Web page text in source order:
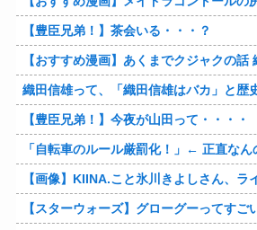
【豊臣兄弟！】茶会いる・・・？
【おすすめ漫画】あくまでクジャクの話
織田信雄って、「織田信雄はバカ」と歴史に書かれているが今まで家が
【豊臣兄弟！】今夜が山田って・・・・
「自転車のルール厳罰化！」← 正直なんの
【画像】KIINA.こと氷川きよしさん、ライブを
【スターウォーズ】グローグーってす